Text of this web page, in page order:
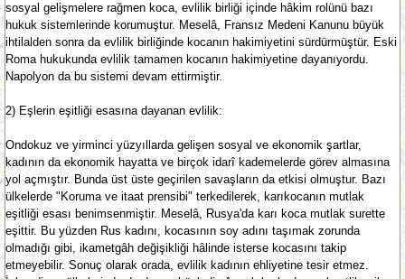
sosyal gelişmelere rağmen koca, evlilik birliği içinde hâkim rolünü bazı
hukuk sistemlerinde korumuştur. Meselâ, Fransız Medeni Kanunu büyük
ihtilalden sonra da evlilik birliğinde kocanın hakimiyetini sürdürmüştür. Eski
Roma hukukunda evlilik tamamen kocanın hakimiyetine dayanıyordu.
Napolyon da bu sistemi devam ettirmiştir.
2) Eşlerin eşitliği esasına dayanan evlilik:
Ondokuz ve yirminci yüzyıllarda gelişen sosyal ve ekonomik şartlar,
kadının da ekonomik hayatta ve birçok idarî kademelerde görev almasına
yol açmıştır. Bunda üst üste geçirilen savaşların da etkisi olmuştur. Bazı
ülkelerde "Koruma ve itaat prensibi" terkedilerek, karıkocanın mutlak
eşitliği esası benimsenmiştir. Meselâ, Rusya'da karı koca mutlak surette
eşittir. Bu yüzden Rus kadını, kocasının soy adını taşımak zorunda
olmadığı gibi, ikametgâh değişikliği hâlinde isterse kocasını takip
etmeyebilir. Sonuç olarak orada, evlilik kadının ehliyetine tesir etmez.